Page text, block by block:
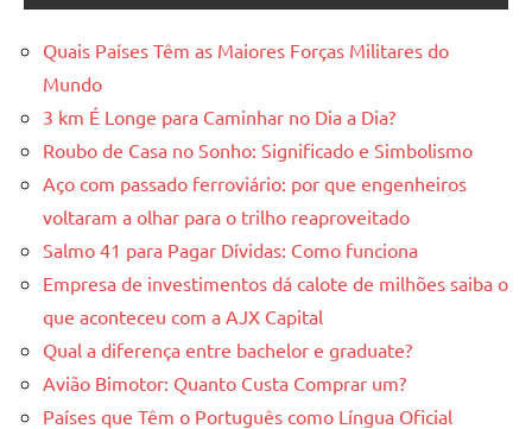
Quais Países Têm as Maiores Forças Militares do
Mundo
3 km É Longe para Caminhar no Dia a Dia?
Roubo de Casa no Sonho: Significado e Simbolismo
Aço com passado ferroviário: por que engenheiros
voltaram a olhar para o trilho reaproveitado
Salmo 41 para Pagar Dívidas: Como funciona
Empresa de investimentos dá calote de milhões saiba o
que aconteceu com a AJX Capital
Qual a diferença entre bachelor e graduate?
Avião Bimotor: Quanto Custa Comprar um?
Países que Têm o Português como Língua Oficial